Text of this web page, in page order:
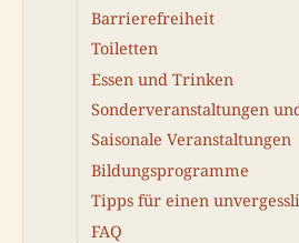
Barrierefreiheit
Toiletten
Essen und Trinken
Sonderveranstaltungen
Saisonale Veranstaltungen
Bildungsprogramme
Tipps für einen
FAQ